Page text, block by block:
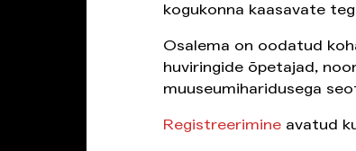
kogukonna kaasavate
Osalema on oodatud
huviringide õpetajad,
muuseumiharidusega
Registreerimineavatud